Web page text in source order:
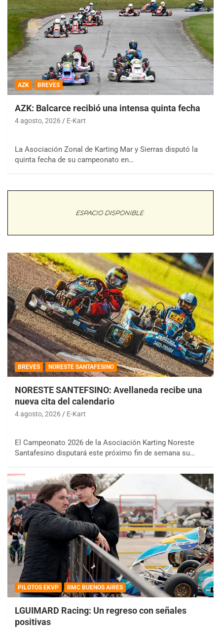
AZK BREVES
AZK: Balcarce recibió una intensa quinta fecha
4 agosto, 2026 E-Kart
La Asociación Zonal de Karting Mar y Sierras disputó la
quinta fecha de su campeonato en…
BREVES NORESTE SANTAFESINO
NORESTE SANTEFSINO: Avellaneda recibe una
nueva cita del calendario
4 agosto, 2026 E-Kart
El Campeonato 2026 de la Asociación Karting Noreste
Santafesino disputará este próximo fin de semana su…
PILOTOS EKVP RMC BUENOS AIRES
LGUIMARD Racing: Un regreso con señales
positivas